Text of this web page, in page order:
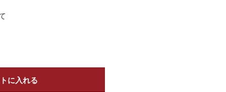
に入れる